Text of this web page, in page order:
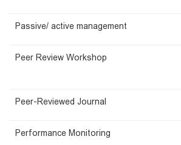
Passive/ active management
Peer Review Workshop
Peer-Reviewed Journal
Performance Monitoring